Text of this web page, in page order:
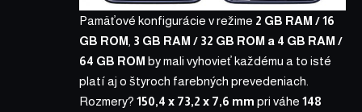
Pamäťové konfigurácie v režime 2 GB RAM / 16
GB ROM 3 GB RAM / 32 GB ROM a 4 GB RAM /
64 GB ROM by mali vyhovieť každému a to isté
platí aj o štyroch farebných prevedeniach.
Rozmery? 150,4 x 73,2 x 7,6 mm pri váhe 148